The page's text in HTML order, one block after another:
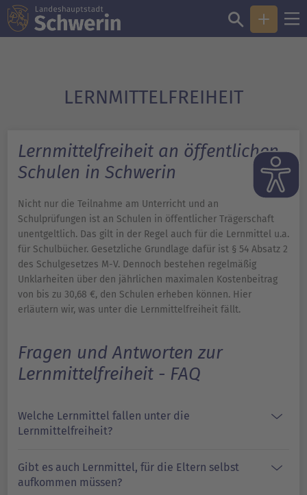
LERN­MITTELFREIHEIT
Lernmittelfreiheit an öffentlichen
Schulen in Schwerin
Nicht nur die Teilnahme am Unterricht und an
Schulprüfungen ist an Schulen in öffentlicher Trägerschaft
unentgeltlich. Das gilt in der Regel auch für die Lernmittel u.a.
für Schulbücher. Gesetzliche Grundlage dafür ist § 54 Absatz 2
des Schulgesetzes M-V. Dennoch bestehen regelmäßig
Unklarheiten über den jährlichen maximalen Kostenbeitrag
von bis zu 30,68 €, den Schulen erheben können. Hier
erläutern wir, was unter die Lernmittelfreiheit fällt.
Fragen und Antworten zur
Lernmittelfreiheit - FAQ
Welche Lernmittel fallen unter die
Lernmittelfreiheit?
Gibt es auch Lernmittel, für die Eltern selbst
aufkommen müssen?